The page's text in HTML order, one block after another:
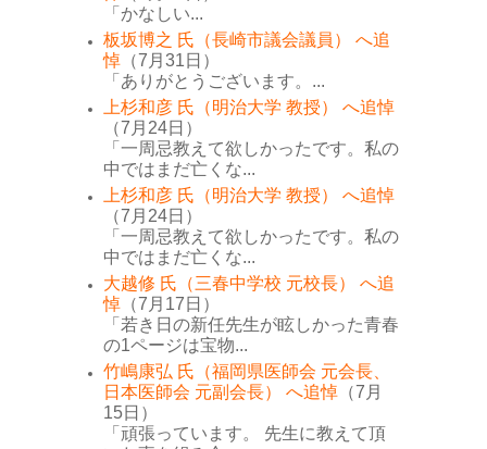
「かなしい...
板坂博之 氏（長崎市議会議員） へ追
悼 （7月31日）
「ありがとうございます。...
上杉和彦 氏（明治大学 教授） へ追悼
（7月24日）
「一周忌教えて欲しかったです。私の
中ではまだ亡くな...
上杉和彦 氏（明治大学 教授） へ追悼
（7月24日）
「一周忌教えて欲しかったです。私の
中ではまだ亡くな...
大越修 氏（三春中学校 元校長） へ追
悼 （7月17日）
「若き日の新任先生が眩しかった青春
の1ページは宝物...
竹嶋康弘 氏（福岡県医師会 元会長、
日本医師会 元副会長） へ追悼 （7月
15日）
「頑張っています。 先生に教えて頂